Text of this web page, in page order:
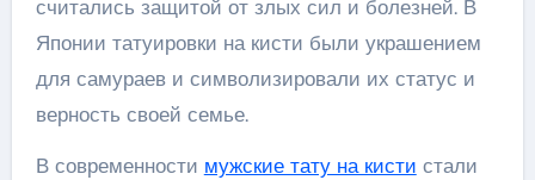
считались защитой от злых сил и болезней. В
Японии татуировки на кисти были украшением
для самураев и символизировали их статус и
верность своей семье.
В современности мужские тату на кисти стали